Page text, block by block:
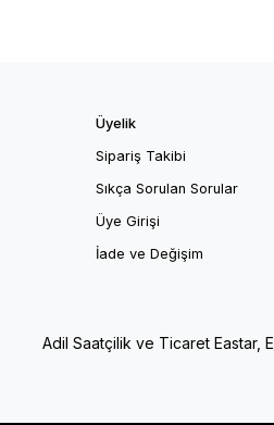
Üyelik
Sipariş Takibi
Sıkça Sorulan Sorular
Üye Girişi
İade ve Değişim
Adil Saatçilik ve Ticaret Eastar,